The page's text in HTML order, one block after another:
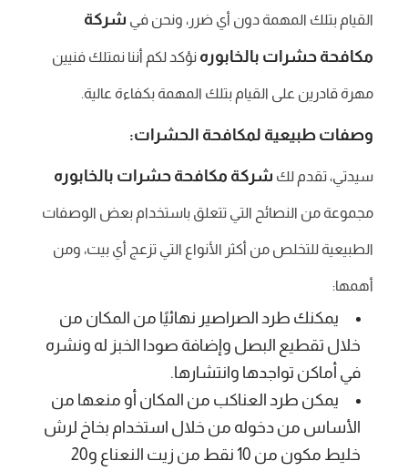
القيام بتلك المهمة دون أي ضرر، ونحن في شركة
مكافحة حشرات بالخابوره نؤكد لكم أننا نمتلك فنيين
مهرة قادرين على القيام بتلك المهمة بكفاءة عالية.
وصفات طبيعية لمكافحة الحشرات:
سيدتي، تقدم لك شركة مكافحة حشرات بالخابوره
مجموعة من النصائح التي تتعلق باستخدام بعض الوصفات
الطبيعية للتخلص من أكثر الأنواع التي تزعج أي بيت، ومن
أهمها:
يمكنك طرد الصراصير نهائيًا من المكان من
خلال تقطيع البصل وإضافة صودا الخبز له ونشره
في أماكن تواجدها وانتشارها.
يمكن طرد العناكب من المكان أو منعها من
الأساس من دخوله من خلال استخدام بخاخ لرش
خليط مكون من 10 نقط من زيت النعناع و20